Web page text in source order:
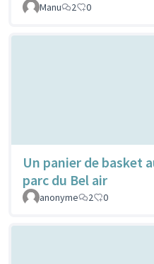
Manu
2 0
Un panier de basket
parc du Bel air
anonyme
2 0